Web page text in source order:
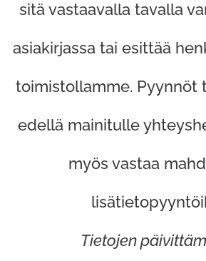
sitä vastaavalla tavalla
asiakirjassa tai esittää
toimistollamme. Pyynnöt
edellä mainitulle
myös vastaa
Tietojen